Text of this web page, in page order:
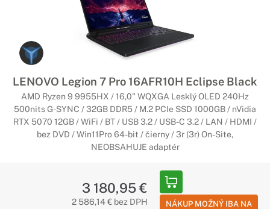
LENOVO Legion 7 Pro 16AFR10H Eclipse Black
AMD Ryzen 9 9955HX / 16,0" WQXGA Lesklý OLED 240Hz
500nits G-SYNC / 32GB DDR5 / M.2 PCIe SSD 1000GB / nVidia
RTX 5070 12GB / WiFi / BT / USB 3.2 / USB-C 3.2 / LAN / HDMI /
bez DVD / Win11Pro 64-bit / čierny / 3r (3r) On-Site,
NEOBSAHUJE adaptér
3 180,95 €
2 586,14 € bez DPH NÁKUP MOŽNÝ IBA NA